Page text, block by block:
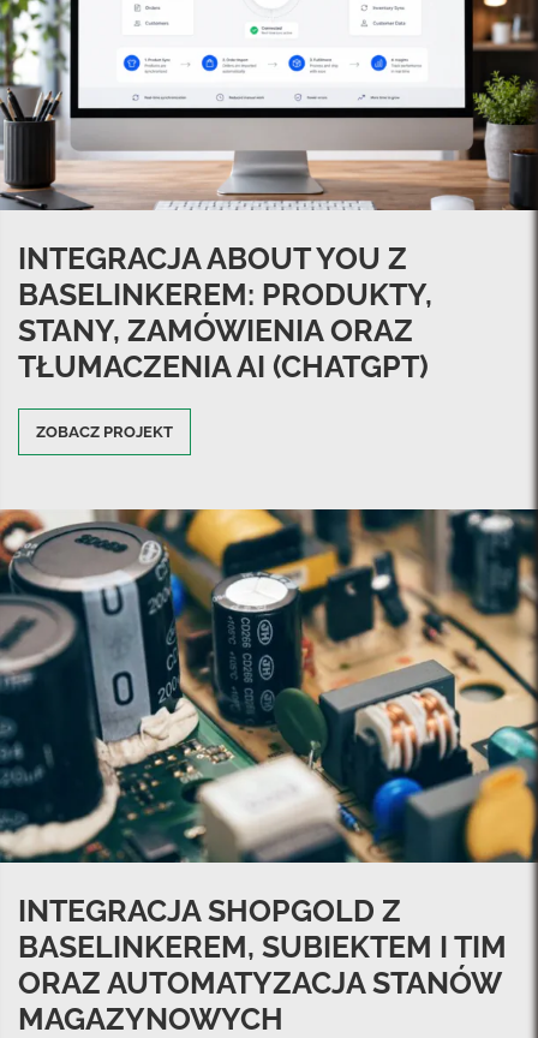
INTEGRACJA ABOUT YOU Z
BASELINKEREM: PRODUKTY,
STANY, ZAMÓWIENIA ORAZ
TŁUMACZENIA AI (CHATGPT)
ZOBACZ PROJEKT
INTEGRACJA SHOPGOLD Z
BASELINKEREM, SUBIEKTEM I TIM
ORAZ AUTOMATYZACJA STANÓW
MAGAZYNOWYCH